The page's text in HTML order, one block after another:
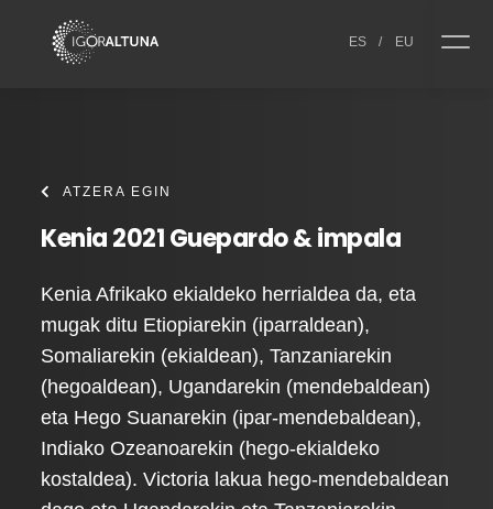
ES / EU
ATZERA EGIN
Kenia 2021 Guepardo & impala
Kenia Afrikako ekialdeko herrialdea da, eta
mugak ditu Etiopiarekin (iparraldean),
Somaliarekin (ekialdean), Tanzaniarekin
(hegoaldean), Ugandarekin (mendebaldean)
eta Hego Suanarekin (ipar-mendebaldean),
Indiako Ozeanoarekin (hego-ekialdeko
kostaldea). Victoria lakua hego-mendebaldean